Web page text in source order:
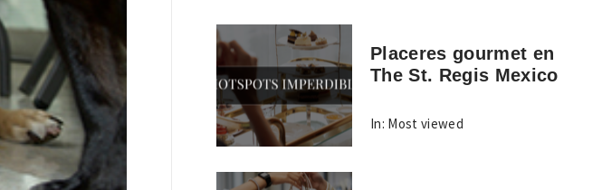
Placeres gourmet en
The St. Regis Mexico
In: Most viewed